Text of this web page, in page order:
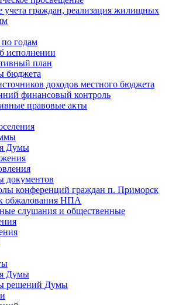
учета граждан, реализация жилищных
годам
исполнении
план
бюджета
доходов местного бюджета
финансовый контроль
правовые акты
Думы
документов
конференций граждан п. Приморск
обжалования НПА
слушания и общественные
Думы
решений Думы